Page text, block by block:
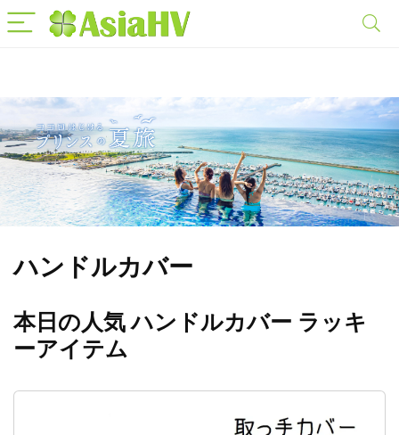
ハンドルカバー
本日の人気 ハンドルカバー ラッキ
ーアイテム